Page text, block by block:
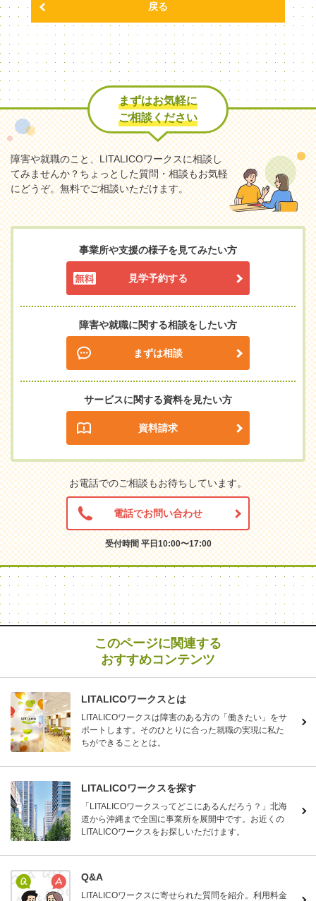
戻る
まずはお気軽に
ご相談ください
障害や就職のこと、LITALICOワークスに相談し
てみませんか？ちょっとした質問・相談もお気軽
にどうぞ。無料でご相談いただけます。
事業所や支援の様子を見てみたい方
見学予約する
障害や就職に関する相談をしたい方
まずは相談
サービスに関する資料を見たい方
資料請求
お電話でのご相談もお待ちしています。
電話でお問い合わせ
受付時間 平日10:00〜17:00
このページに関連する
おすすめコンテンツ
LITALICOワークスとは
LITALICOワークスは障害のある方の「働きたい」をサ
ポートします。そのひとりに合った就職の実現に私た
ちができることとは。
LITALICOワークスを探す
「LITALICOワークスってどこにあるんだろう？」北海
道から沖縄まで全国に事業所を展開中です。お近くの
LITALICOワークスをお探しいただけます。
Q&A
LITALICOワークスに寄せられた質問を紹介。利用料金